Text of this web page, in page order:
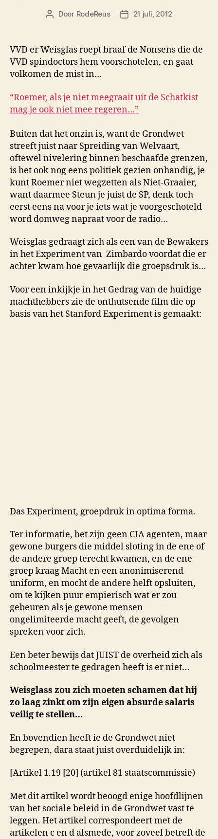
Berichtauteur
Door RodeReus Berichtdatum
21 juli, 2012
VVD er Weisglas roept braaf de Nonsens die de
VVD spindoctors hem voorschotelen, en gaat
volkomen de mist in…
“Roemer, als je niet meegraait uit de Schatkist
mag je ook niet mee regeren…”
Buiten dat het onzin is, want de Grondwet
streeft juist naar Spreiding van Welvaart,
oftewel nivelering binnen beschaafde grenzen,
is het ook nog eens politiek gezien onhandig, je
kunt Roemer niet wegzetten als Niet-Graaier,
want daarmee Steun je juist de SP, denk toch
eerst eens na voor je iets wat je voorgeschoteld
word domweg napraat voor de radio…
Weisglas gedraagt zich als een van de Bewakers
in het Experiment van Zimbardo voordat die er
achter kwam hoe gevaarlijk die groepsdruk is…
Voor een inkijkje in het Gedrag van de huidige
machthebbers zie de onthutsende film die op
basis van het Stanford Experiment is gemaakt:
Das Experiment, groepdruk in optima forma.
Ter informatie, het zijn geen CIA agenten, maar
gewone burgers die middel sloting in de ene of
de andere groep terecht kwamen, en de ene
groep kraag Macht en een anonimiserend
uniform, en mocht de andere helft opsluiten,
om te kijken puur empierisch wat er zou
gebeuren als je gewone mensen
ongelimiteerde macht geeft, de gevolgen
spreken voor zich.
Een beter bewijs dat JUIST de overheid zich als
schoolmeester te gedragen heeft is er niet…
Weisglass zou zich moeten schamen dat hij
zo laag zinkt om zijn eigen absurde salaris
veilig te stellen…
En bovendien heeft ie de Grondwet niet
begrepen, dara staat juist overduidelijk in:
[Artikel 1.19 [20] (artikel 81 staatscommissie)
Met dit artikel wordt beoogd enige hoofdlijnen
van het sociale beleid in de Grondwet vast te
leggen. Het artikel correspondeert met de
artikelen c en d alsmede, voor zoveel betreft de